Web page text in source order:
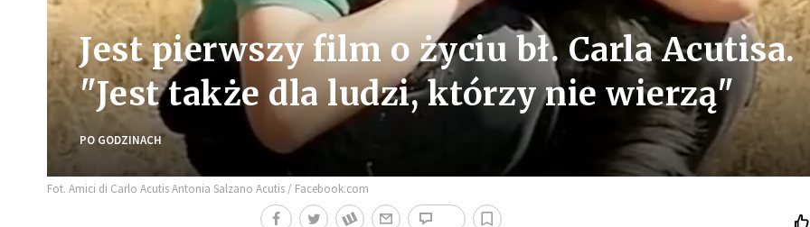
Jest pierwszy film o życiu bł. Carla Acutisa.
"Jest także dla ludzi, którzy nie wierzą"
PO GODZINACH
Fot. Amici di Carlo Acutis Antonia Salzano Acutis / Facebook.com